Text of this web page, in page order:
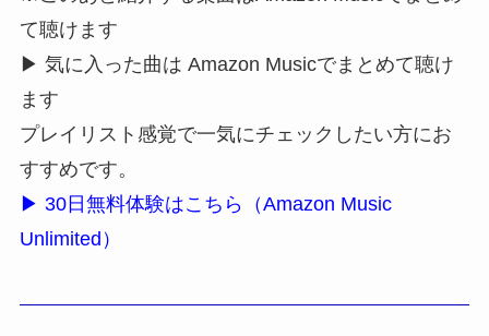
て聴けます
▶ 気に入った曲は Amazon Musicでまとめて聴け
ます
プレイリスト感覚で一気にチェックしたい方にお
すすめです。
▶ 30日無料体験はこちら（Amazon Music
Unlimited）